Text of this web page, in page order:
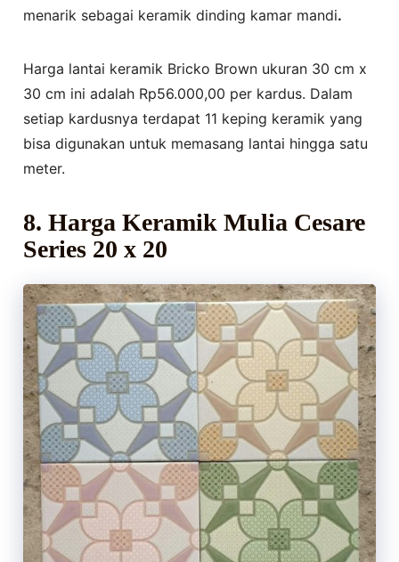
menarik sebagai keramik dinding kamar mandi.
Harga lantai keramik Bricko Brown ukuran 30 cm x
30 cm ini adalah Rp56.000,00 per kardus. Dalam
setiap kardusnya terdapat 11 keping keramik yang
bisa digunakan untuk memasang lantai hingga satu
meter.
8. Harga Keramik Mulia Cesare
Series 20 x 20